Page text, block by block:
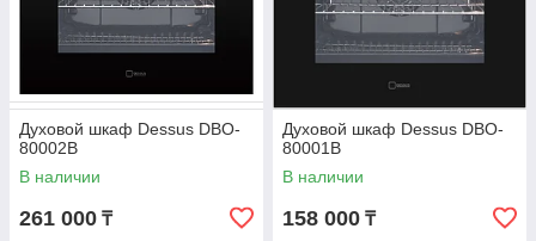
Духовой шкаф Dessus DBO-
80002B
В наличии
261 000 ₸
Духовой шкаф Dessus DBO-
80001B
В наличии
158 000 ₸